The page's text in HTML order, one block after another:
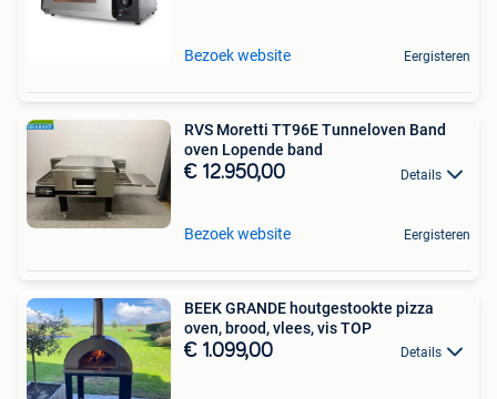
Bezoek website Eergisteren
RVS Moretti TT96E Tunneloven Band
oven Lopende band
€ 12.950,00 Details
Bezoek website Eergisteren
BEEK GRANDE houtgestookte pizza
oven, brood, vlees, vis TOP
€ 1.099,00 Details